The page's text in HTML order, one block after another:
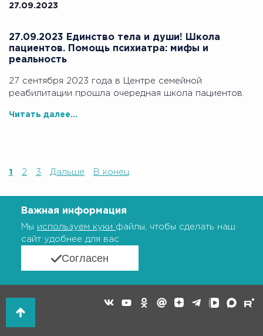
27.09.2023
27.09.2023 Единство тела и души! Школа
пациентов. Помощь психиатра: мифы и
реальность
27 сентября 2023 года в Центре семейной
реабилитации прошла очередная школа пациентов.
Читать далее...
1 2 3 Дальше В конец
Важная информация
Мы используем куки файлы, чтобы сделать наш
сайт удобнее для вас
Согласен